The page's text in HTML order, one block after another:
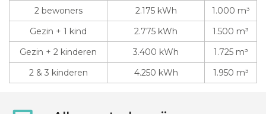
2 bewoners
2.175 kWh
1.000 m³
Gezin + 1 kind
2.775 kWh
1.500 m³
Gezin + 2 kinderen
3.400 kWh
1.725 m³
2 & 3 kinderen
4.250 kWh 1.950 m³